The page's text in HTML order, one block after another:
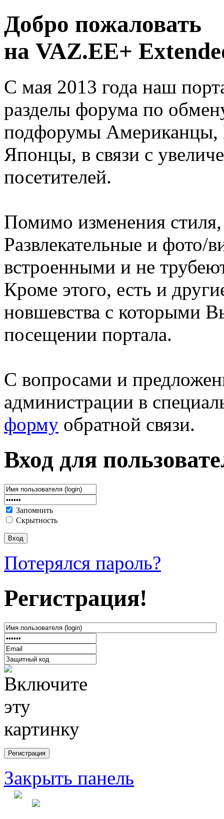
Добро пожаловать
на VAZ.EE+
С мая 2013 года наш
разделы форума по
подфорумы
Японцы, в связи с
посетителей.
Помимо изменения
Развлекательные и фото/
встроенными и не
Кроме этого, есть и
новшевства с которыми
посещении портала.
С вопросами и
администрации в
форму обратной связи.
Вход для
Запомнить
Скрытность
Потерялся пароль?
Регистрация!
Закрыть панель